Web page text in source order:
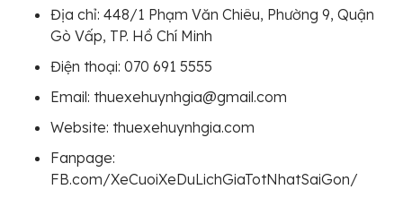
Địa chỉ: 448/1 Phạm Văn Chiêu, Phường 9, Quận
Gò Vấp, TP. Hồ Chí Minh
Điện thoại: 070 691 5555
Email: thuexehuynhgia@gmail.com
Website: thuexehuynhgia.com
Fanpage:
FB.com/XeCuoiXeDuLichGiaTotNhatSaiGon/